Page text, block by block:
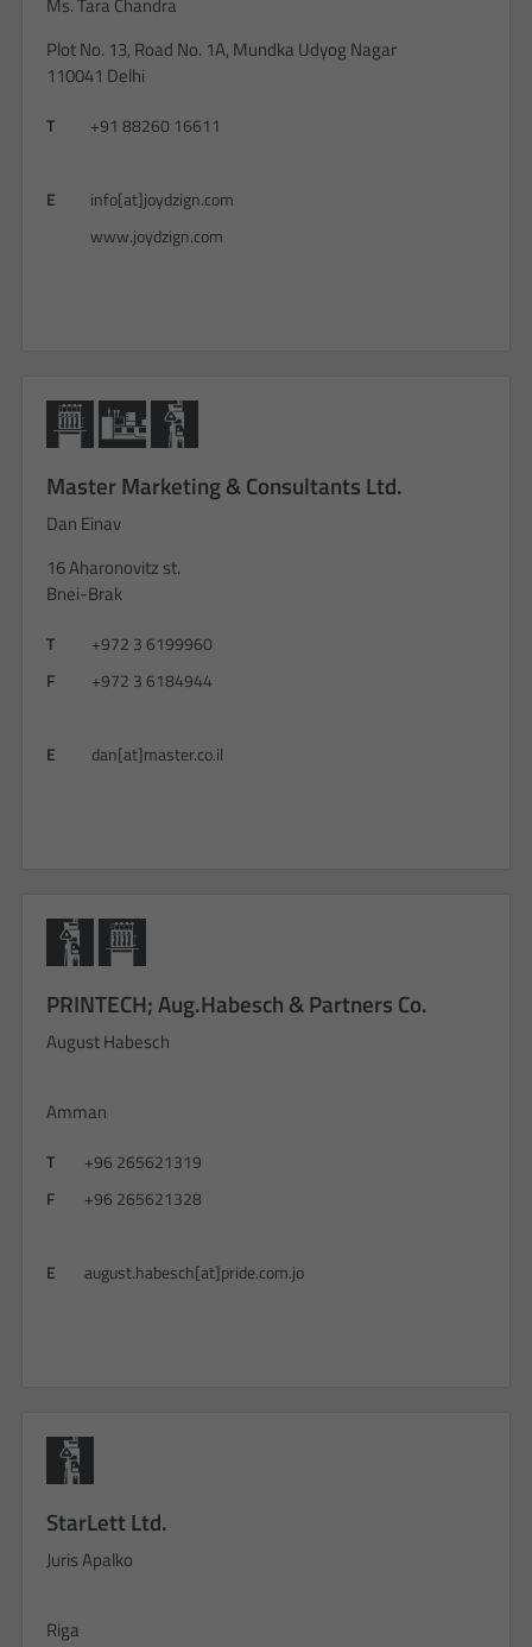
Plot No. 13, Road No. 1A, Mundka Udyog Nagar
110041 Delhi
T +91 88260 16611
E
info[at]joydzign.com
www.joydzign.com
Master Marketing & Consultants Ltd.
Dan Einav
16 Aharonovitz st.
Bnei-Brak
T
+972 3 6199960
F
+972 3 6184944
E dan[at]master.co.il
PRINTECH; Aug.Habesch & Partners Co.
August Habesch
Amman
T
+96 265621319
F
+96 265621328
E august.habesch[at]pride.com.jo
StarLett Ltd.
Juris Apalko
Riga